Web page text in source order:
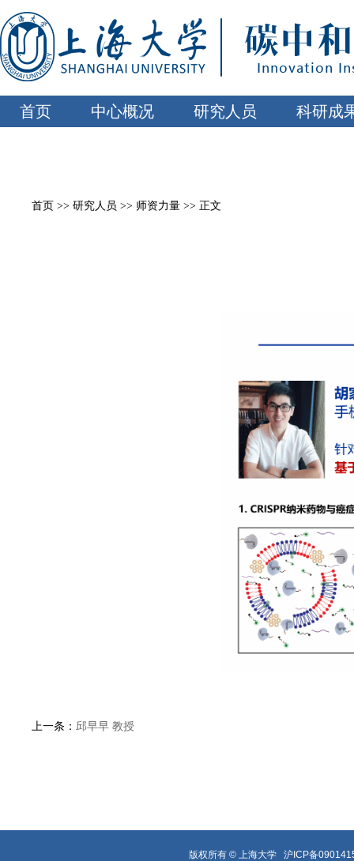
首页 中心概况 研究人员 科研成
首页 >> 研究人员 >> 师资力量 >> 正文
上一条： 邱早早 教授
版权所有 © 上海大学 沪ICP备